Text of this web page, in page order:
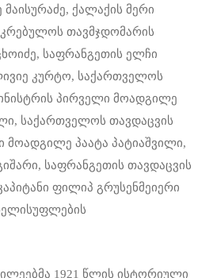
ქალაქის მერი
თავმჯდომარის
საფრანგეთის ელჩი
კურტო, საქართველოს
პირველი მოადგილე
საქართველოს თავდაცვის
მოადგილე პაატა პატიაშვილი,
საფრანგეთის თავდაცვის
ფილიპ გრუსენმეიერი
1921 წლის ისტორიული